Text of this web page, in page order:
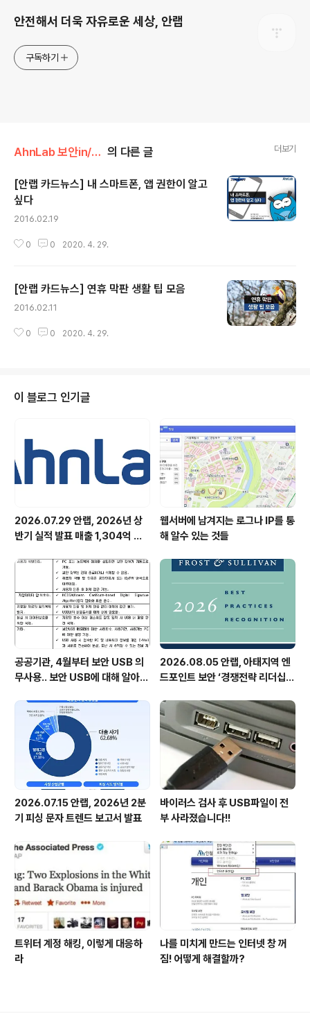
안전해서 더욱 자유로운 세상, 안랩
구독하기
AhnLab 보안in/AhnLab 보안정보 카드뉴스 의 다른 글 더보기
[안랩 카드뉴스] 내 스마트폰, 앱 권한이 알고
싶다
2016.02.19
0 0 2020. 4. 29.
[안랩 카드뉴스] 연휴 막판 생활 팁 모음
2016.02.11
0 0 2020. 4. 29.
이 블로그 인기글
2026.07.29 안랩, 2026년 상
반기 실적 발표 매출 1,304억 원,
웹서버에 남겨지는 로그나 IP를 통
해 알수 있는 것들
공공기관, 4월부터 보안 USB 의
무사용.. 보안 USB에 대해 알아봅
2026.08.05 안랩, 아태지역 엔
드포인트 보안 ‘경쟁전략 리더십’
2026.07.15 안랩, 2026년 2분
기 피싱 문자 트렌드 보고서 발표
바이러스 검사 후 USB파일이 전
부 사라졌습니다!!
트위터 계정 해킹, 이렇게 대응하
라
나를 미치게 만드는 인터넷 창 꺼
짐! 어떻게 해결할까?